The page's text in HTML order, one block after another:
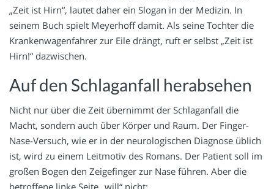
„Zeit ist Hirn“, lautet daher ein Slogan in der Medizin. In
seinem Buch spielt Meyerhoff damit. Als seine Tochter die
Krankenwagenfahrer zur Eile drängt, ruft er selbst „Zeit ist
Hirn!“ dazwischen.
Auf den Schlaganfall herabsehen
Nicht nur über die Zeit übernimmt der Schlaganfall die
Macht, sondern auch über Körper und Raum. Der Finger-
Nase-Versuch, wie er in der neurologischen Diagnose üblich
ist, wird zu einem Leitmotiv des Romans. Der Patient soll im
großen Bogen den Zeigefinger zur Nase führen. Aber die